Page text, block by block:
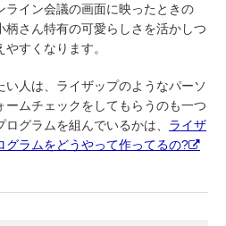
ライン会議の画面に映ったときの
柄さん特有の可愛らしさを活かしつ
すくなります。
い人は、ライザップのようなパーソ
ムチェックをしてもらうのも一つ
グラムを組んでいるかは、 ライザ
グラムをどうやって作ってるの?